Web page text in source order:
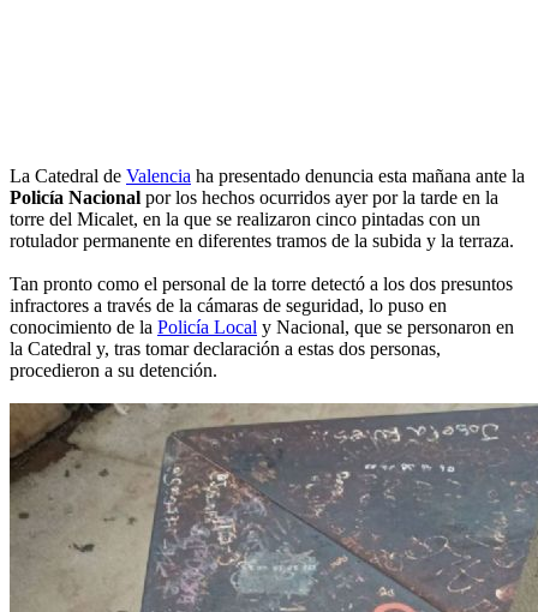
La Catedral de Valencia ha presentado denuncia esta mañana ante la
Policía Nacional por los hechos ocurridos ayer por la tarde en la
torre del Micalet, en la que se realizaron cinco pintadas con un
rotulador permanente en diferentes tramos de la subida y la terraza.
Tan pronto como el personal de la torre detectó a los dos presuntos
infractores a través de la cámaras de seguridad, lo puso en
conocimiento de la Policía Local y Nacional, que se personaron en
la Catedral y, tras tomar declaración a estas dos personas,
procedieron a su detención.